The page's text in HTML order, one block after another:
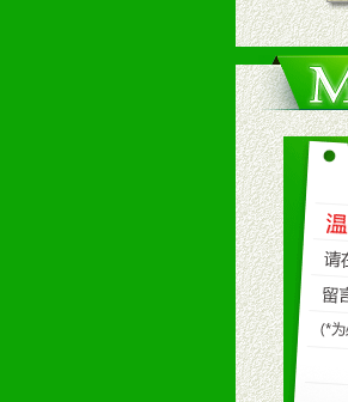
2、具备较
3、具备区
4、具备一
5、具备较
八、品牌产
1、不断提
2、不断开
九、加盟优
1、广告企
场武器。
2、市场保
3、对代理